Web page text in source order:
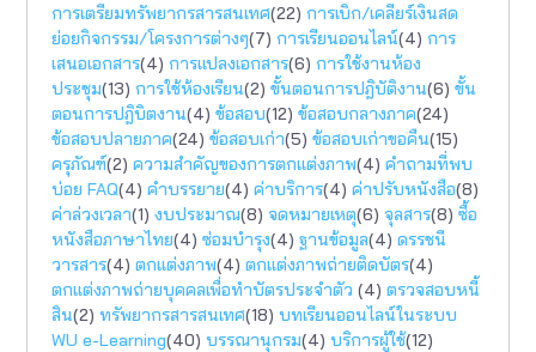
การเตรียมทรัพยากรสารสนเทศ(22) การเบิก/เคลียร์เงินสด
ย่อยกิจกรรม/โครงการต่างๆ(7) การเรียนออนไลน์(4) การ
เสนอเอกสาร(4) การแปลงเอกสาร(6) การใช้งานห้อง
ประชุม(13) การใช้ห้องเรียน(2) ขั้นตอนการปฎิบัติงาน(6) ขั้น
ตอนการปฎิบิตงาน(4) ข้อสอบ(12) ข้อสอบกลางภาค(24)
ข้อสอบปลายภาค(24) ข้อสอบเก่า(5) ข้อสอบเก่าขอคืน(15)
ครุภัณฑ์(2) ความสำคัญของการตกแต่งภาพ(4) คำถามที่พบ
บ่อย FAQ(4) คำบรรยาย(4) ค่าบริการ(4) ค่าปรับหนังสือ(8)
ค่าล่วงเวลา(1) งบประมาณ(8) จดหมายเหตุ(6) จุลสาร(8) ซื้อ
หนังสือภาษาไทย(4) ซ่อมบำรุง(4) ฐานข้อมูล(4) ดรรชนี
วารสาร(4) ตกแต่งภาพ(4) ตกแต่งภาพถ่ายติดบัตร(4)
ตกแต่งภาพถ่ายบุคคลเพื่อทำบัตรประจำตัว (4) ตรวจสอบหนี้
สิน(2) ทรัพยากรสารสนเทศ(18) บทเรียนออนไลน์ในระบบ
WU e-Learning(40) บรรณานุกรม(4) บริการผู้ใช้(12)